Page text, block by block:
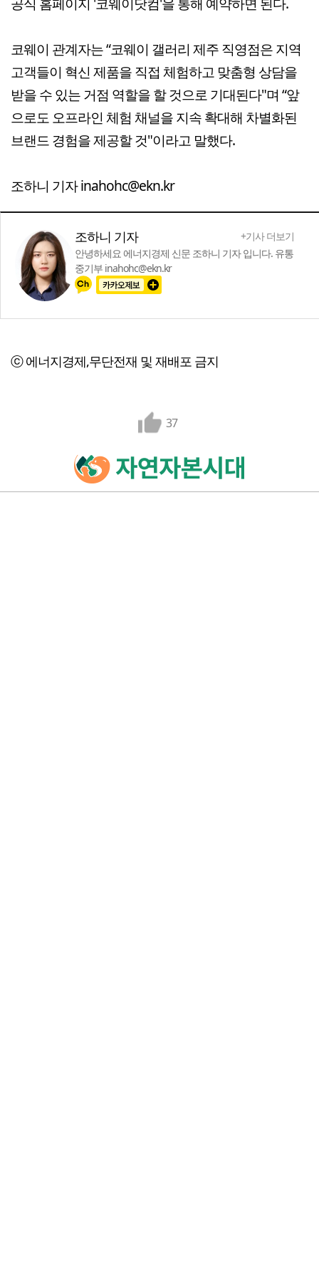
코웨이 관계자는 “코웨이 갤러리 제주 직영점은 지역
고객들이 혁신 제품을 직접 체험하고 맞춤형 상담을
받을 수 있는 거점 역할을 할 것으로 기대된다"며 “앞
으로도 오프라인 체험 채널을 지속 확대해 차별화된
브랜드 경험을 제공할 것"이라고 말했다.
조하니 기자 inahohc@ekn.kr
조하니 기자
+기사 더보기
안녕하세요 에너지경제 신문 조하니 기자 입니다. 유통
중기부 inahohc@ekn.kr
ⓒ 에너지경제,무단전재 및 재배포 금지
37